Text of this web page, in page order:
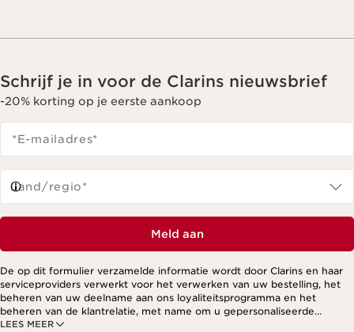
Schrijf je in voor de Clarins nieuwsbrief
-20% korting op je eerste aankoop
*E-mailadres*
Land/regio*
Meld aan
LEES MEER
De op dit formulier verzamelde informatie wordt door Clarins en haar
serviceproviders verwerkt voor het verwerken van uw bestelling, het
beheren van uw deelname aan ons loyaliteitsprogramma en het
beheren van de klantrelatie, met name om u gepersonaliseerde
aanbiedingen te kunnen sturen op basis van uw eerdere aankopen en